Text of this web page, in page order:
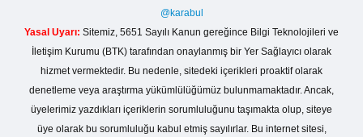
@karabul
Yasal Uyarı: Sitemiz, 5651 Sayılı Kanun gereğince Bilgi Teknolojileri ve
İletişim Kurumu (BTK) tarafından onaylanmış bir Yer Sağlayıcı olarak
hizmet vermektedir. Bu nedenle, sitedeki içerikleri proaktif olarak
denetleme veya araştırma yükümlülüğümüz bulunmamaktadır. Ancak,
üyelerimiz yazdıkları içeriklerin sorumluluğunu taşımakta olup, siteye
üye olarak bu sorumluluğu kabul etmiş sayılırlar. Bu internet sitesi,